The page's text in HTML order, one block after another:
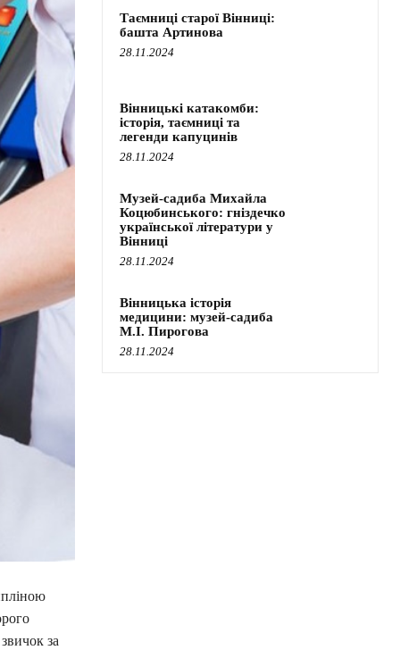
за
Таємниці старої Вінниці:
башта Артинова
28.11.2024
Вінницькі катакомби:
історія, таємниці та
легенди капуцинів
28.11.2024
Музей-садиба Михайла
Коцюбинського: гніздечко
української літератури у
Вінниці
28.11.2024
Вінницька історія
медицини: музей-садиба
М.І. Пирогова
28.11.2024